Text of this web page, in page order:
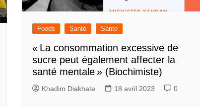
Foods Santé Sante
« La consommation excessive de
sucre peut également affecter la
santé mentale » (Biochimiste)
Khadim Diakhate 18 avril 2023 0